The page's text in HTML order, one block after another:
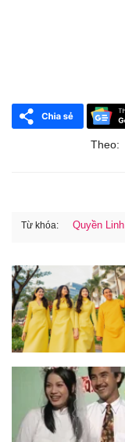
Theo:
Từ khóa: Quyền Linh